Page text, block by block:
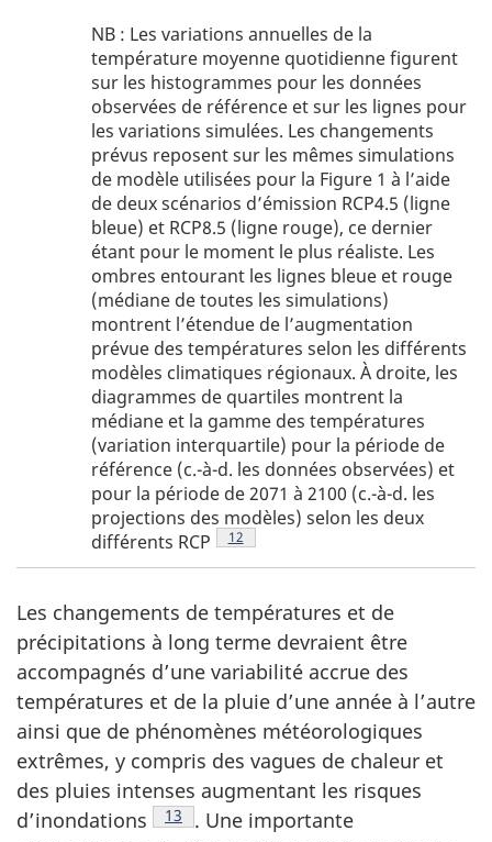
l
a
f
i
g
u
r
e
2
NB : Les variations annuelles de la
température moyenne quotidienne figurent
sur les histogrammes pour les données
observées de référence et sur les lignes pour
les variations simulées. Les changements
prévus reposent sur les mêmes simulations
de modèle utilisées pour la Figure 1 à l’aide
de deux scénarios d’émission RCP4.5 (ligne
bleue) et RCP8.5 (ligne rouge), ce dernier
étant pour le moment le plus réaliste. Les
ombres entourant les lignes bleue et rouge
(médiane de toutes les simulations)
montrent l’étendue de l’augmentation
prévue des températures selon les différents
modèles climatiques régionaux. À droite, les
diagrammes de quartiles montrent la
médiane et la gamme des températures
(variation interquartile) pour la période de
référence (c.-à-d. les données observées) et
pour la période de 2071 à 2100 (c.-à-d. les
projections des modèles) selon les deux
différents RCP Note de bas de page
12
Les changements de températures et de
précipitations à long terme devraient être
accompagnés d’une variabilité accrue des
températures et de la pluie d’une année à l’autre
ainsi que de phénomènes météorologiques
extrêmes, y compris des vagues de chaleur et
des pluies intenses augmentant les risques
d’inondations
Note de bas de page
13 . Une importante